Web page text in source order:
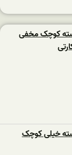
کوچک مخفی
خیلی کوچک